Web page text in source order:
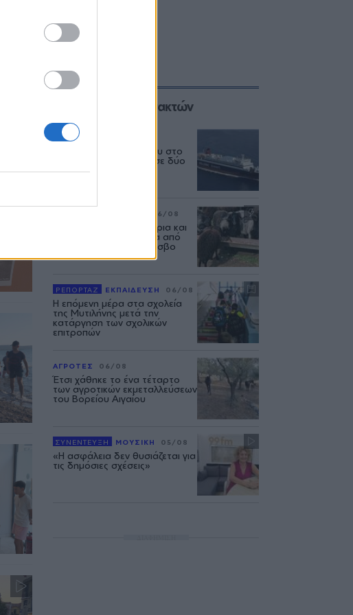
Επιλογές των Συντακτών
ΕΛΛΑΔΑ
Δεύτερη εμπλοκή κάβου στο
«Νήσος Ρόδος» μέσα σε δύο
μήνες
06/08
Ανασταίνονται... μοσχάρια και
πρόβατα κάνουν βόλτα από
στάνη σε στάνη στη Λέσβο
ΡΕΠΟΡΤΑΖ ΕΚΠΑΙΔΕΥΣΗ 06/08
Η επόμενη μέρα στα σχολεία
της Μυτιλήνης μετά την
κατάργηση των σχολικών
επιτροπών
ΑΓΡΟΤΕΣ 06/08
Έτσι χάθηκε το ένα τέταρτο
των αγροτικών εκμεταλλεύσεων
του Βορείου Αιγαίου
ΣΥΝΕΝΤΕΥΞΗ ΜΟΥΣΙΚΗ 05/08
«Η ασφάλεια δεν θυσιάζεται για
τις δημόσιες σχέσεις»